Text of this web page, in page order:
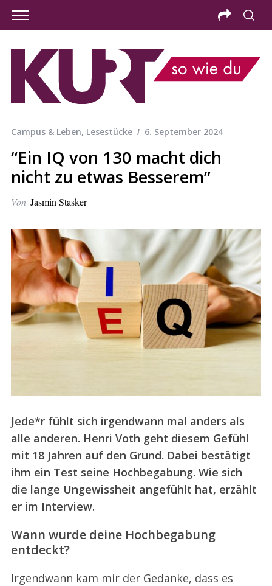
Campus & Leben, Lesestücke 6. September 2024
“Ein IQ von 130 macht dich
nicht zu etwas Besserem”
Von Jasmin Stasker
Jede*r fühlt sich irgendwann mal anders als
alle anderen. Henri Voth geht diesem Gefühl
mit 18 Jahren auf den Grund. Dabei bestätigt
ihm ein Test seine Hochbegabung. Wie sich
die lange Ungewissheit angefühlt hat, erzählt
er im Interview.
Wann wurde deine Hochbegabung
entdeckt?
Irgendwann kam mir der Gedanke, dass es